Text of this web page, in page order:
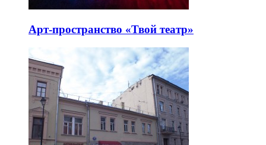
Арт-пространство «Твой театр»